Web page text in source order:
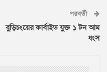
পরবর্তী
বুড়িচংয়ের কার্বাইড যুক্ত ১ টন আম
ধংস